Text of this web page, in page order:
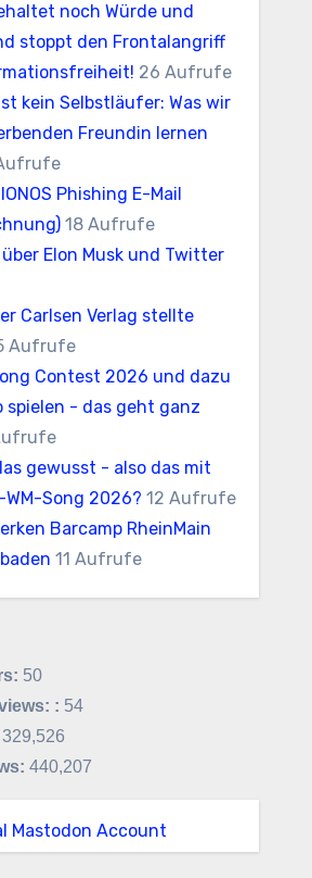
noch Würde und
stoppt den Frontalangriff
26 Aufrufe
kein Selbstläufer: Was wir
Freundin lernen
Phishing E-Mail
18 Aufrufe
Elon Musk und Twitter
Carlsen Verlag stellte
Aufrufe
Contest 2026 und dazu
spielen - das geht ganz
gewusst - also das mit
Song 2026? 12 Aufrufe
Barcamp RheinMain
11 Aufrufe
50
: 54
329,526
440,207
Mastodon Account